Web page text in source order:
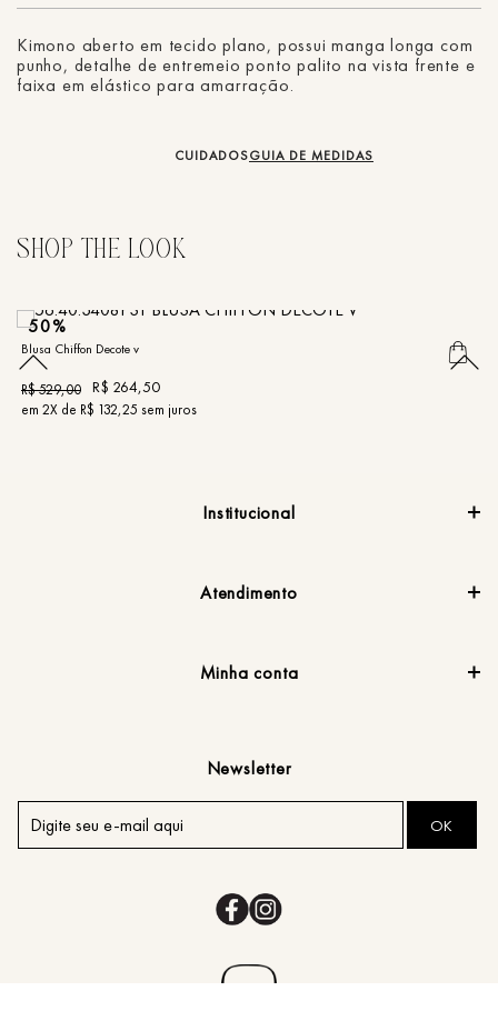
Kimono aberto em tecido plano, possui manga longa com
punho, detalhe de entremeio ponto palito na vista frente e
faixa em elástico para amarração.
CUIDADOSGUIA DE MEDIDAS
50%
Blusa Chiffon Decote v
R$529,00 R$ 264,50
em 2X de R$ 132,25 sem juros
Institucional
Atendimento
Minha conta
Newsletter
OK